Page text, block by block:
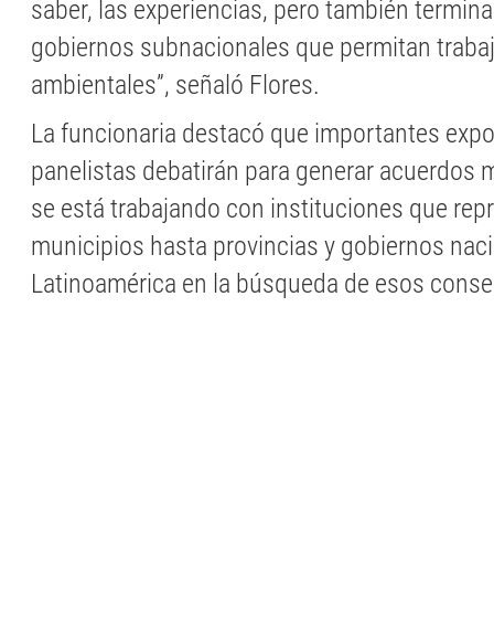
saber, las experiencias, pero también
gobiernos subnacionales que permitan
ambientales”, señaló Flores.
La funcionaria destacó que importantes
panelistas debatirán para generar acuerdos
se está trabajando con instituciones que
municipios hasta provincias y gobiernos
Latinoamérica en la búsqueda de esos